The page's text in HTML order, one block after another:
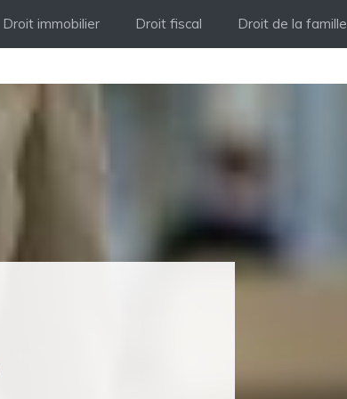
Droit immobilier Droit fiscal Droit de la famille